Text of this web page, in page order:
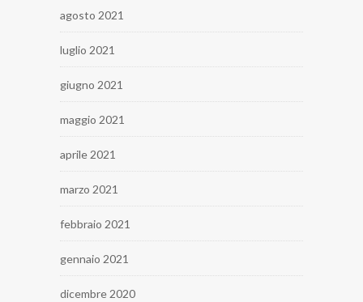
agosto 2021
luglio 2021
giugno 2021
maggio 2021
aprile 2021
marzo 2021
febbraio 2021
gennaio 2021
dicembre 2020